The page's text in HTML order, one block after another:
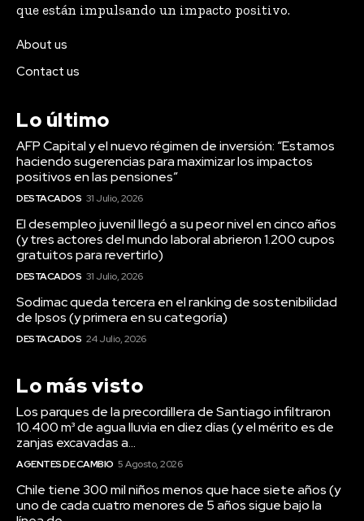
que están impulsando un impacto positivo.
About us
Contact us
Lo último
AFP Capital y el nuevo régimen de inversión: “Estamos
haciendo sugerencias para maximizar los impactos
positivos en las pensiones”
DESTACADOS 31 Julio, 2026
El desempleo juvenil llegó a su peor nivel en cinco años
(y tres actores del mundo laboral abrieron 1.200 cupos
gratuitos para revertirlo)
DESTACADOS 31 Julio, 2026
Sodimac queda tercera en el ranking de sostenibilidad
de Ipsos (y primera en su categoría)
DESTACADOS 24 Julio, 2026
Lo más visto
Los parques de la precordillera de Santiago infiltraron
10.400 m³ de agua lluvia en diez días (y el mérito es de
zanjas excavadas a...
AGENTES DE CAMBIO 5 Agosto, 2026
Chile tiene 300 mil niños menos que hace siete años (y
uno de cada cuatro menores de 5 años sigue bajo la